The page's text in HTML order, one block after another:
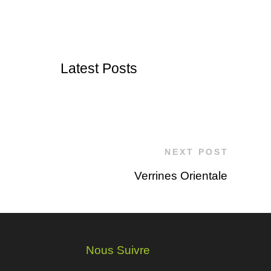
Latest Posts
NEXT POST
Verrines Orientale
Nous Suivre